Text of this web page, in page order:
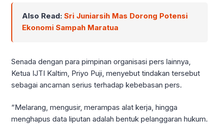
Also Read: Sri Juniarsih Mas Dorong Potensi
Ekonomi Sampah Maratua
Senada dengan para pimpinan organisasi pers lainnya,
Ketua IJTI Kaltim, Priyo Puji, menyebut tindakan tersebut
sebagai ancaman serius terhadap kebebasan pers.
“Melarang, mengusir, merampas alat kerja, hingga
menghapus data liputan adalah bentuk pelanggaran hukum.